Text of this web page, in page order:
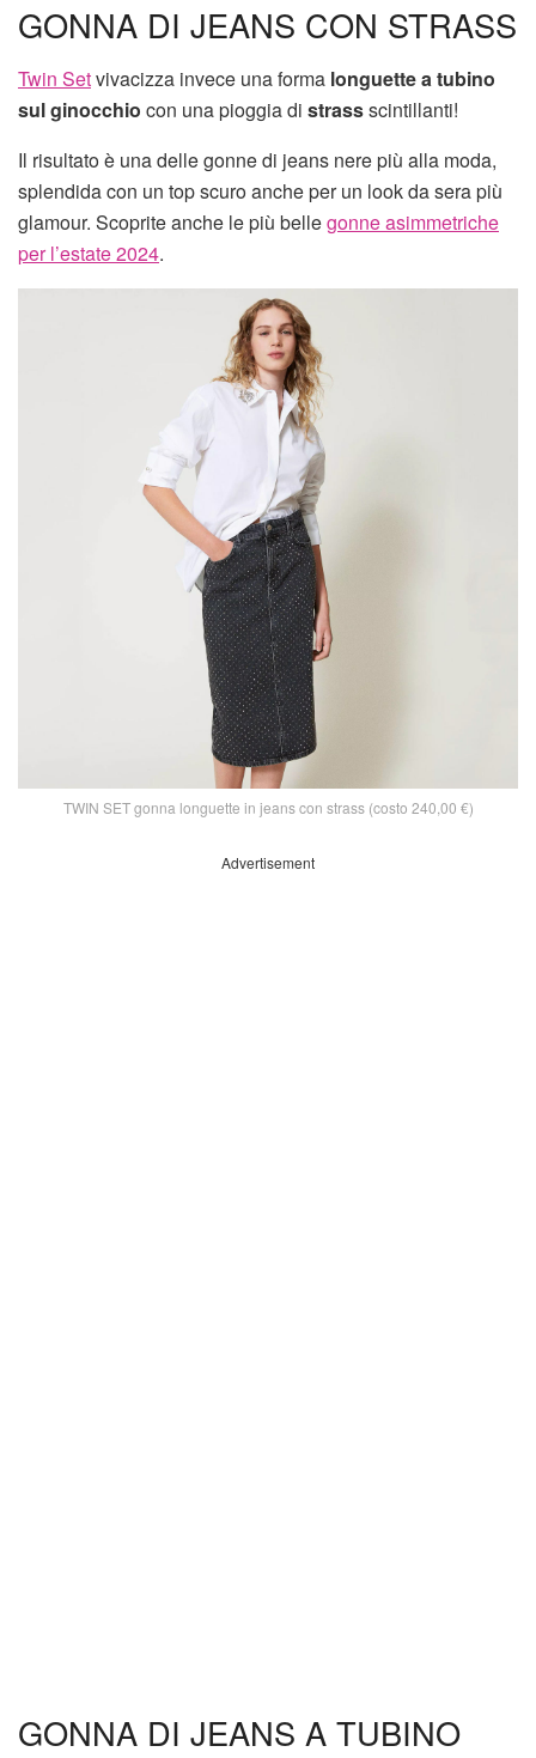
GONNA DI JEANS CON STRASS
Twin Setvivacizza invece una forma longuette a tubino
sul ginocchio con una pioggia di strassscintillanti!
Il risultato è una delle gonne di jeans nere più alla moda,
splendida con un top scuro anche per un look da sera più
glamour. Scoprite anche le più bellegonne asimmetriche
per l’estate 2024.
TWIN SET gonna longuette in jeans con strass (costo 240,00 €)
Advertisement
GONNA DI JEANS A TUBINO